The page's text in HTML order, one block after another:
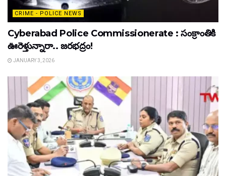
CRIME - POLICE NEWS
Cyberabad Police Commissionerate : సంక్రాంతికి
ఊరెళ్తున్నారా.. జరభద్రం!
JANUARY 3, 2026